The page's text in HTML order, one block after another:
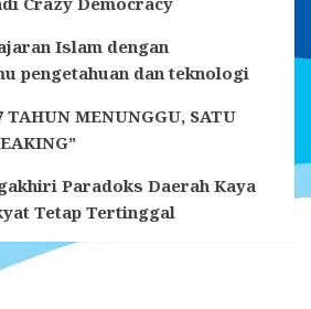
Islam dengan
pengetahuan dan teknologi
TAHUN MENUNGGU, SATU
Paradoks Daerah Kaya
Tetap Tertinggal